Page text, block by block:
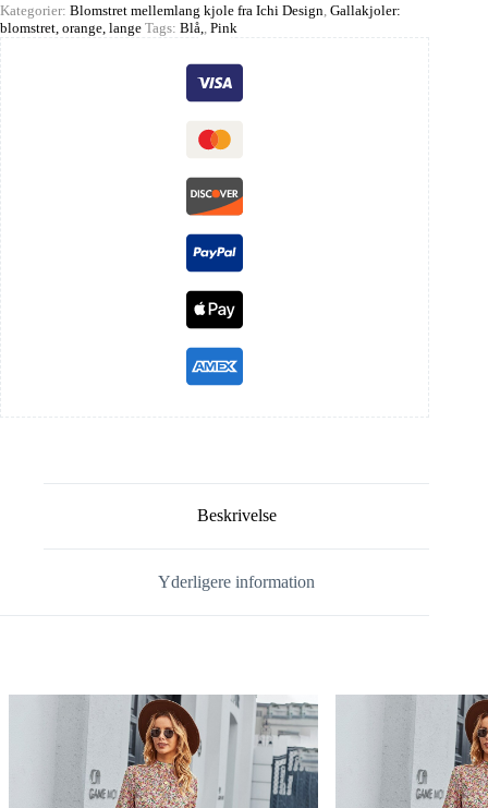
Kategorier: Blomstret mellemlang kjole fra Ichi Design Gallakjoler:
blomstret, orange, lange Tags: Blå, Pink
Beskrivelse
Yderligere information